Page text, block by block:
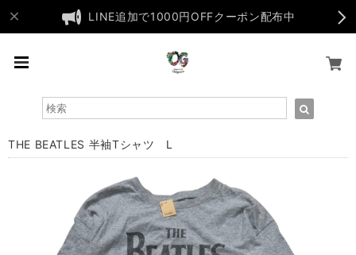
LINE追加で1000円OFFクーポン配布中
THE BEATLES 半袖Tシャツ L